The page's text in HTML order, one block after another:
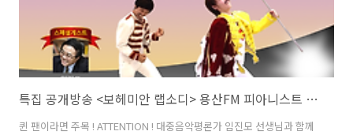
특집 공개방송 <보헤미안 랩소디> 용산FM 피아니스트 문용의 多情한 영화음악32회
퀸 팬이라면 주목 ! ATTENTION ! 대중음악평론가 임진모 선생님과 함께